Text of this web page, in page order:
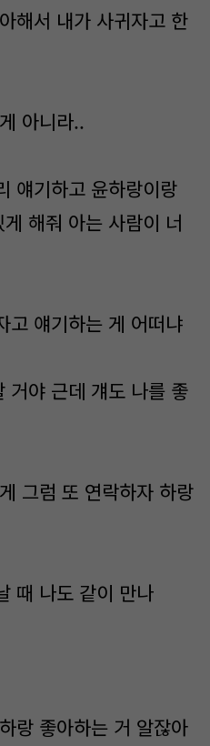
해서 내가 사귀자고 한
아니라..
얘기하고 윤하랑이랑
해줘 아는 사람이 너
고 얘기하는 게 어떠냐
거야 근데 걔도 나를 좋
그럼 또 연락하자 하랑
때 나도 같이 만나
랑 좋아하는 거 알잖아